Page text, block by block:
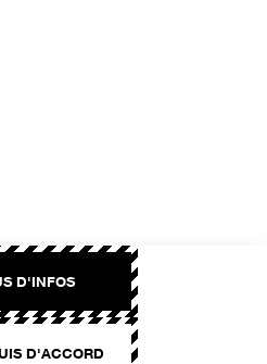
D'ACCORD
D'INFOS